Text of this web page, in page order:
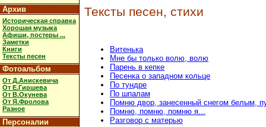
Архив
Историческая справка
Хорошая музыка
Афиши, постеры ...
Заметки
Книги
Тексты песен
Фотоальбом
От Д.Анискевича
От Е.Гиршева
От В.Окунева
От Я.Фролова
Разное
Персоналии
Тексты песен, стихи
Витенька
Мне бы только волю, волю
Парень в кепке
Песенка о западном кольце
По тундре
По шпалам
Помню двор, занесенный снегом белым,
Помню, помню, помню я...
Разговор с матерью